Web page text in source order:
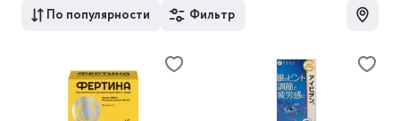
По популярности Фильтр